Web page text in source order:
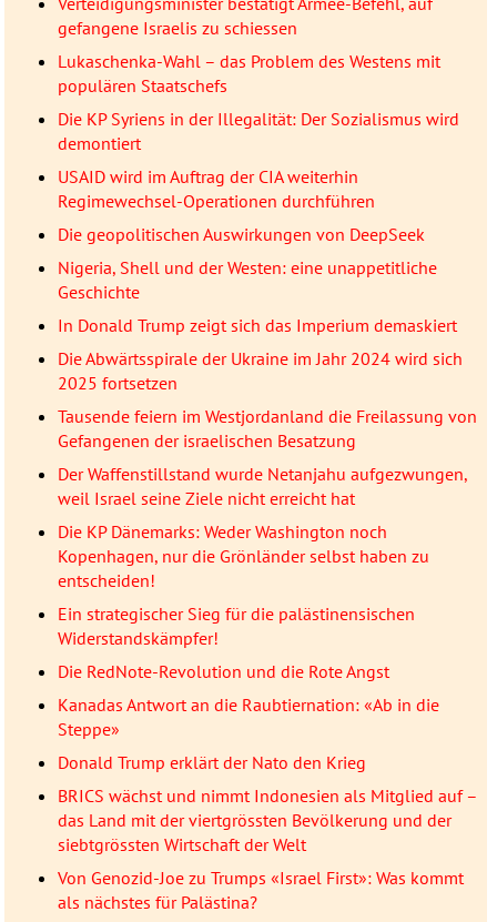
gefangene Israelis zu schiessen
Lukaschenka-Wahl – das Problem des Westens mit
populären Staatschefs
Die KP Syriens in der Illegalität: Der Sozialismus wird
demontiert
USAID wird im Auftrag der CIA weiterhin
Regimewechsel-Operationen durchführen
Die geopolitischen Auswirkungen von DeepSeek
Nigeria, Shell und der Westen: eine unappetitliche
Geschichte
In Donald Trump zeigt sich das Imperium demaskiert
Die Abwärtsspirale der Ukraine im Jahr 2024 wird sich
2025 fortsetzen
Tausende feiern im Westjordanland die Freilassung von
Gefangenen der israelischen Besatzung
Der Waffenstillstand wurde Netanjahu aufgezwungen,
weil Israel seine Ziele nicht erreicht hat
Die KP Dänemarks: Weder Washington noch
Kopenhagen, nur die Grönländer selbst haben zu
entscheiden!
Ein strategischer Sieg für die palästinensischen
Widerstandskämpfer!
Die RedNote-Revolution und die Rote Angst
Kanadas Antwort an die Raubtiernation: «Ab in die
Steppe»
Donald Trump erklärt der Nato den Krieg
BRICS wächst und nimmt Indonesien als Mitglied auf –
das Land mit der viertgrössten Bevölkerung und der
siebtgrössten Wirtschaft der Welt
Von Genozid-Joe zu Trumps «Israel First»: Was kommt
als nächstes für Palästina?